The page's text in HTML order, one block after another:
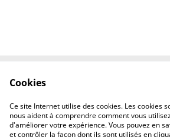
Politique de
confidentialité
Cookies
Ce site Internet utilise des cookies. Les cookies
nous aident à comprendre comment vous
d'améliorer votre expérience. Vous pouvez en
et contrôler la façon dont ils sont utilisés en